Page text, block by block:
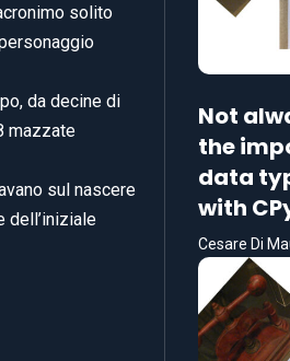
solito
da decine di
mazzate
sul nascere
dell’iniziale
Not
the
data
with
Cesare Di